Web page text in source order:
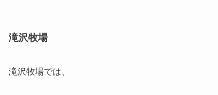
滝沢牧場
滝沢牧場では、